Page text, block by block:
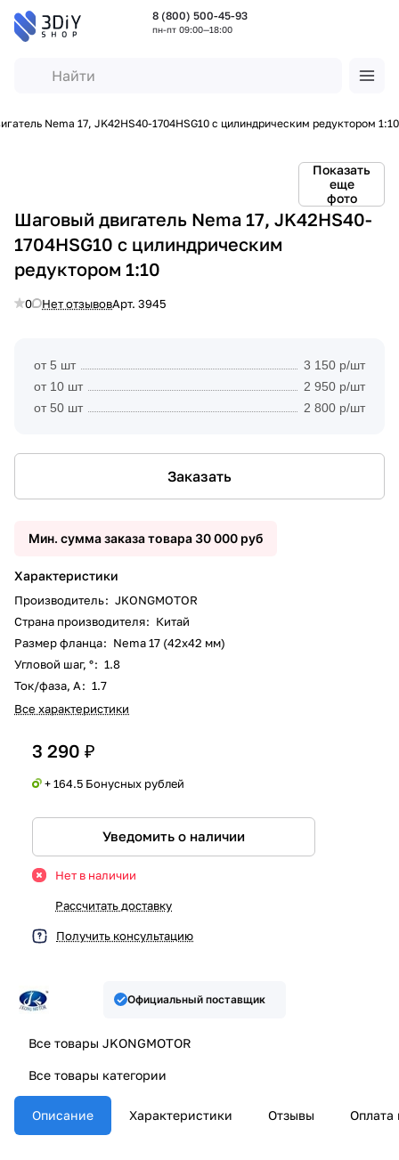
8 (800) 500-45-93
пн-пт 09:00—18:00
Nema 17, JK42HS40-1704HSG10 c цилиндрическим редуктором 1:10
Показать
еще
фото
Шаговый двигатель Nema 17, JK42HS40-
1704HSG10 c цилиндрическим
редуктором 1:10
0 Нет отзывовАрт. 3945
от 5 шт
3 150 р/шт
от 10 шт
2 950 р/шт
от 50 шт
2 800 р/шт
Заказать
Мин. сумма заказа товара 30 000 руб
Характеристики
Производитель: JKONGMOTOR
Страна производителя: Китай
Размер фланца: Nema 17 (42x42 мм)
Угловой шаг, °: 1.8
Ток/фаза, А: 1.7
Все характеристики
3 290 ₽
+ 164.5 Бонусных рублей
Уведомить о наличии
Нет в наличии
Рассчитать доставку
Получить консультацию
Официальный поставщик
Все товары JKONGMOTOR
Все товары категории
Описание Характеристики Отзывы Оплата